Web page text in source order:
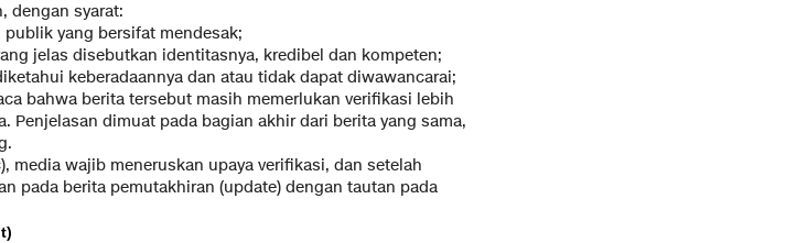
dengan syarat:
yang bersifat mendesak;
jelas disebutkan identitasnya, kredibel dan kompeten;
keberadaannya dan atau tidak dapat diwawancarai;
bahwa berita tersebut masih memerlukan verifikasi lebih
Penjelasan dimuat pada bagian akhir dari berita yang sama,
media wajib meneruskan upaya verifikasi, dan setelah
pada berita pemutakhiran (update) dengan tautan pada